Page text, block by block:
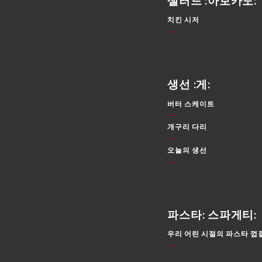
치킨 시저
생선 :게:
버터 스케이트
개구리 다리
오늘의 생선
파스타: 스파게티:
우리 어린 시절의 파스타 껍